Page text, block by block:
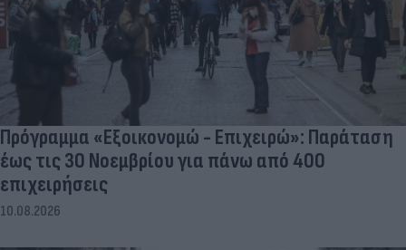
Πρόγραμμα «Εξοικονομώ - Επιχειρώ»: Παράταση
έως τις 30 Νοεμβρίου για πάνω από 400
επιχειρήσεις
10.08.2026